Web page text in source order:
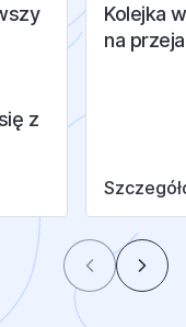
z
Kolejka
na